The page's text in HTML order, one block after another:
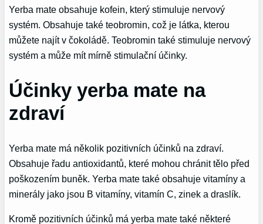
Yerba mate obsahuje kofein, který stimuluje nervový
systém. Obsahuje také teobromin, což je látka, kterou
můžete najít v čokoládě. Teobromin také stimuluje nervový
systém a může mít mírně stimulační účinky.
Účinky yerba mate na
zdraví
Yerba mate má několik pozitivních účinků na zdraví.
Obsahuje řadu antioxidantů, které mohou chránit tělo před
poškozením buněk. Yerba mate také obsahuje vitamíny a
minerály jako jsou B vitamíny, vitamín C, zinek a draslík.
Kromě pozitivních účinků má yerba mate také některé